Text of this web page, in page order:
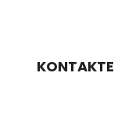
KONTAKTE